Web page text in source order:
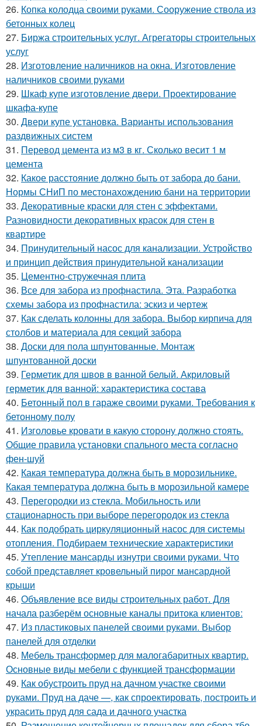
26. Копка колодца своими руками. Сооружение ствола из
бетонных колец
27. Биржа строительных услуг. Агрегаторы строительных
услуг
28. Изготовление наличников на окна. Изготовление
наличников своими руками
29. Шкаф купе изготовление двери. Проектирование
шкафа-купе
30. Двери купе установка. Варианты использования
раздвижных систем
31. Перевод цемента из м3 в кг. Сколько весит 1 м
цемента
32. Какое расстояние должно быть от забора до бани.
Нормы СНиП по местонахождению бани на территории
33. Декоративные краски для стен с эффектами.
Разновидности декоративных красок для стен в
квартире
34. Принудительный насос для канализации. Устройство
и принцип действия принудительной канализации
35. Цементно-стружечная плита
36. Все для забора из профнастила. Эта. Разработка
схемы забора из профнастила: эскиз и чертеж
37. Как сделать колонны для забора. Выбор кирпича для
столбов и материала для секций забора
38. Доски для пола шпунтованные. Монтаж
шпунтованной доски
39. Герметик для швов в ванной белый. Акриловый
герметик для ванной: характеристика состава
40. Бетонный пол в гараже своими руками. Требования к
бетонному полу
41. Изголовье кровати в какую сторону должно стоять.
Общие правила установки спального места согласно
фен-шуй
42. Какая температура должна быть в морозильнике.
Какая температура должна быть в морозильной камере
43. Перегородки из стекла. Мобильность или
стационарность при выборе перегородок из стекла
44. Как подобрать циркуляционный насос для системы
отопления. Подбираем технические характеристики
45. Утепление мансарды изнутри своими руками. Что
собой представляет кровельный пирог мансардной
крыши
46. Объявление все виды строительных работ. Для
начала разберём основные каналы притока клиентов:
47. Из пластиковых панелей своими руками. Выбор
панелей для отделки
48. Мебель трансформер для малогабаритных квартир.
Основные виды мебели с функцией трансформации
49. Как обустроить пруд на дачном участке своими
руками. Пруд на даче —, как спроектировать, построить и
украсить пруд для сада и дачного участка